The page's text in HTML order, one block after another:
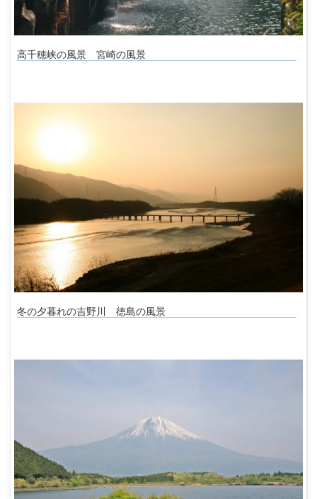
高千穂峡の風景 宮崎の風景
冬の夕暮れの吉野川 徳島の風景